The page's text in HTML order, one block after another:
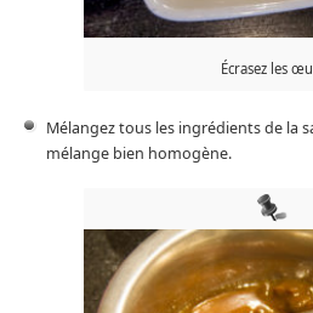
Écrasez les
Mélangez tous les ingrédients de la
mélange bien homogène.